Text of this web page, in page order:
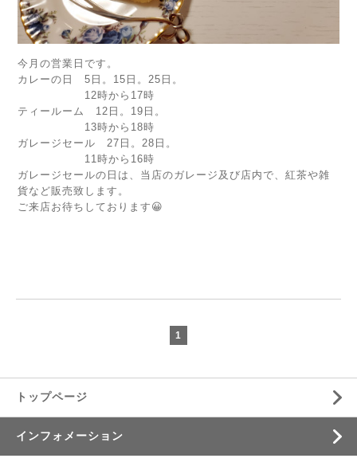
今月の営業日です。
カレーの日 5日。15日。25日。
12時から17時
ティールーム 12日。19日。
13時から18時
ガレージセール 27日。28日。
11時から16時
ガレージセールの日は、当店のガレージ及び店内で、紅茶や雑
貨など販売致します。
ご来店お待ちしております😀
1
トップページ
インフォメーション